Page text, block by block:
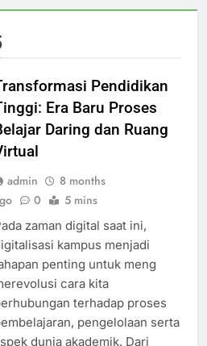
Pendidikan
Era Baru Proses
Daring dan Ruang
admin
8 months
0 5 mins
zaman digital saat ini,
kampus menjadi
penting untuk meng
cara kita
terhadap proses
pengelolaan serta
dunia akademik. Dari